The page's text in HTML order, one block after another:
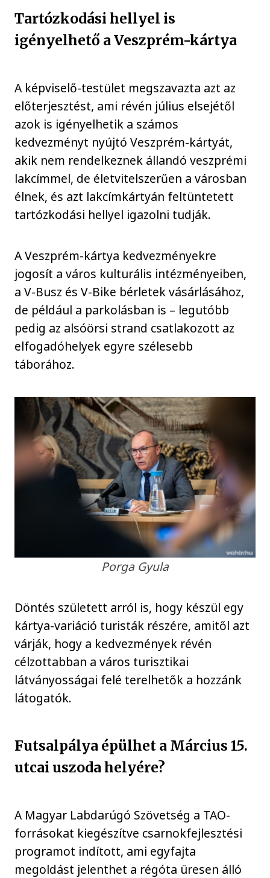
Tartózkodási hellyel is
igényelhető a Veszprém-kártya
A képviselő-testület megszavazta azt az
előterjesztést, ami révén július elsejétől
azok is igényelhetik a számos
kedvezményt nyújtó Veszprém-kártyát,
akik nem rendelkeznek állandó veszprémi
lakcímmel, de életvitelszerűen a városban
élnek, és azt lakcímkártyán feltüntetett
tartózkodási hellyel igazolni tudják.
A Veszprém-kártya kedvezményekre
jogosít a város kulturális intézményeiben,
a V-Busz és V-Bike bérletek vásárlásához,
de például a parkolásban is – legutóbb
pedig az alsóörsi strand csatlakozott az
elfogadóhelyek egyre szélesebb
táborához.
Porga Gyula
Döntés született arról is, hogy készül egy
kártya-variáció turisták részére, amitől azt
várják, hogy a kedvezmények révén
célzottabban a város turisztikai
látványosságai felé terelhetők a hozzánk
látogatók.
Futsalpálya épülhet a Március 15.
utcai uszoda helyére?
A Magyar Labdarúgó Szövetség a TAO-
forrásokat kiegészítve csarnokfejlesztési
programot indított, ami egyfajta
megoldást jelenthet a régóta üresen álló